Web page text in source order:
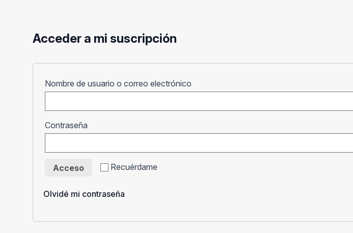
Acceder a mi suscripción
Nombre de usuario o correo electrónico
Contraseña
Recuérdame
Acceso
Olvidé mi contraseña